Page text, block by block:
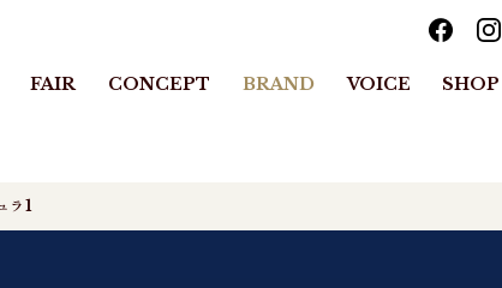
FAIR CONCEPT BRAND VOICE SHOP
ラ1